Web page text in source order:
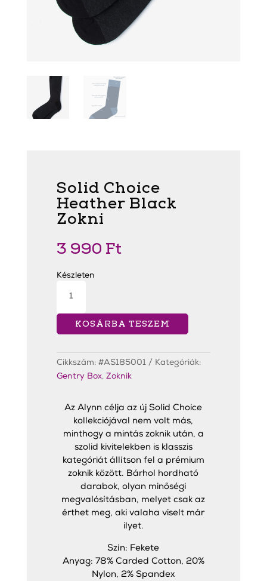
Solid Choice
Heather Black
Zokni
3 990 Ft
Készleten
Choice
Black
Zokni
mennyiség
KOSÁRBA TESZEM
Cikkszám: #AS185001
Kategóriák:
Gentry Box, Zoknik
Az Alynn célja az új Solid Choice
kollekciójával nem volt más,
minthogy a mintás zoknik után, a
szolid kivitelekben is klasszis
kategóriát állítson fel a prémium
zoknik között. Bárhol hordható
darabok, olyan minőségi
megvalósításban, melyet csak az
érthet meg, aki valaha viselt már
ilyet.
Szín: Fekete
Anyag: 78% Carded Cotton, 20%
Nylon, 2% Spandex